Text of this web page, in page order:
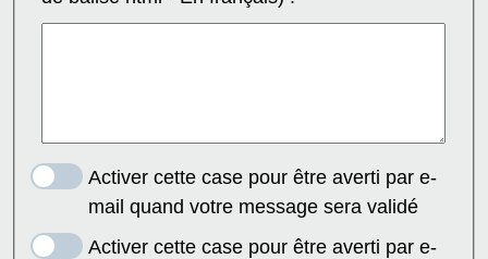
Activer cette case pour être averti par e-
mail quand votre message sera validé
Activer cette case pour être averti par e-